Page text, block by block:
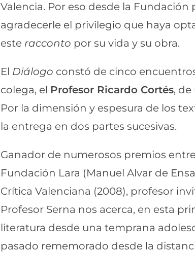
Valencia. Por eso desde la
agradecerle el privilegio que haya
este racconto por su vida y su obra.
El Diálogo constó de cinco
colega, el Profesor Ricardo Cortés,
Por la dimensión y espesura de los
la entrega en dos partes sucesivas.
Ganador de numerosos premios
Fundación Lara (Manuel Alvar de
Crítica Valenciana (2008), profesor
Profesor Serna nos acerca, en esta
literatura desde una temprana
pasado rememorado desde la